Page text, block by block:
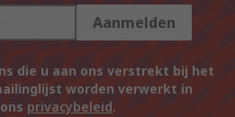
Aanmelden
die u aan ons verstrekt bij het
worden verwerkt in
privacybeleid.